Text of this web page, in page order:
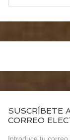
SUSCRÍBETE
CORREO